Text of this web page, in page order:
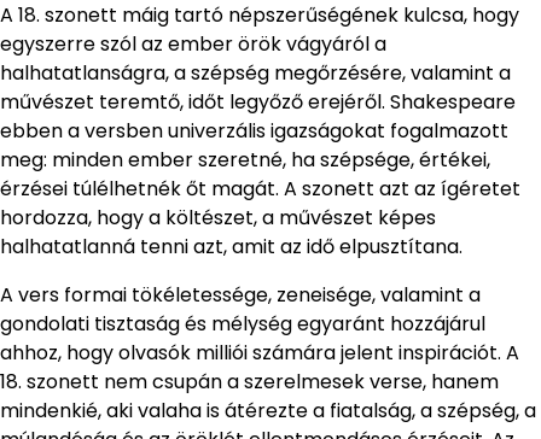
A 18. szonett máig tartó népszerűségének kulcsa, hogy
egyszerre szól az ember örök vágyáról a
halhatatlanságra, a szépség megőrzésére, valamint a
művészet teremtő, időt legyőző erejéről. Shakespeare
ebben a versben univerzális igazságokat fogalmazott
meg: minden ember szeretné, ha szépsége, értékei,
érzései túlélhetnék őt magát. A szonett azt az ígéretet
hordozza, hogy a költészet, a művészet képes
halhatatlanná tenni azt, amit az idő elpusztítana.
A vers formai tökéletessége, zeneisége, valamint a
gondolati tisztaság és mélység egyaránt hozzájárul
ahhoz, hogy olvasók milliói számára jelent inspirációt. A
18. szonett nem csupán a szerelmesek verse, hanem
mindenkié, aki valaha is átérezte a fiatalság, a szépség, a